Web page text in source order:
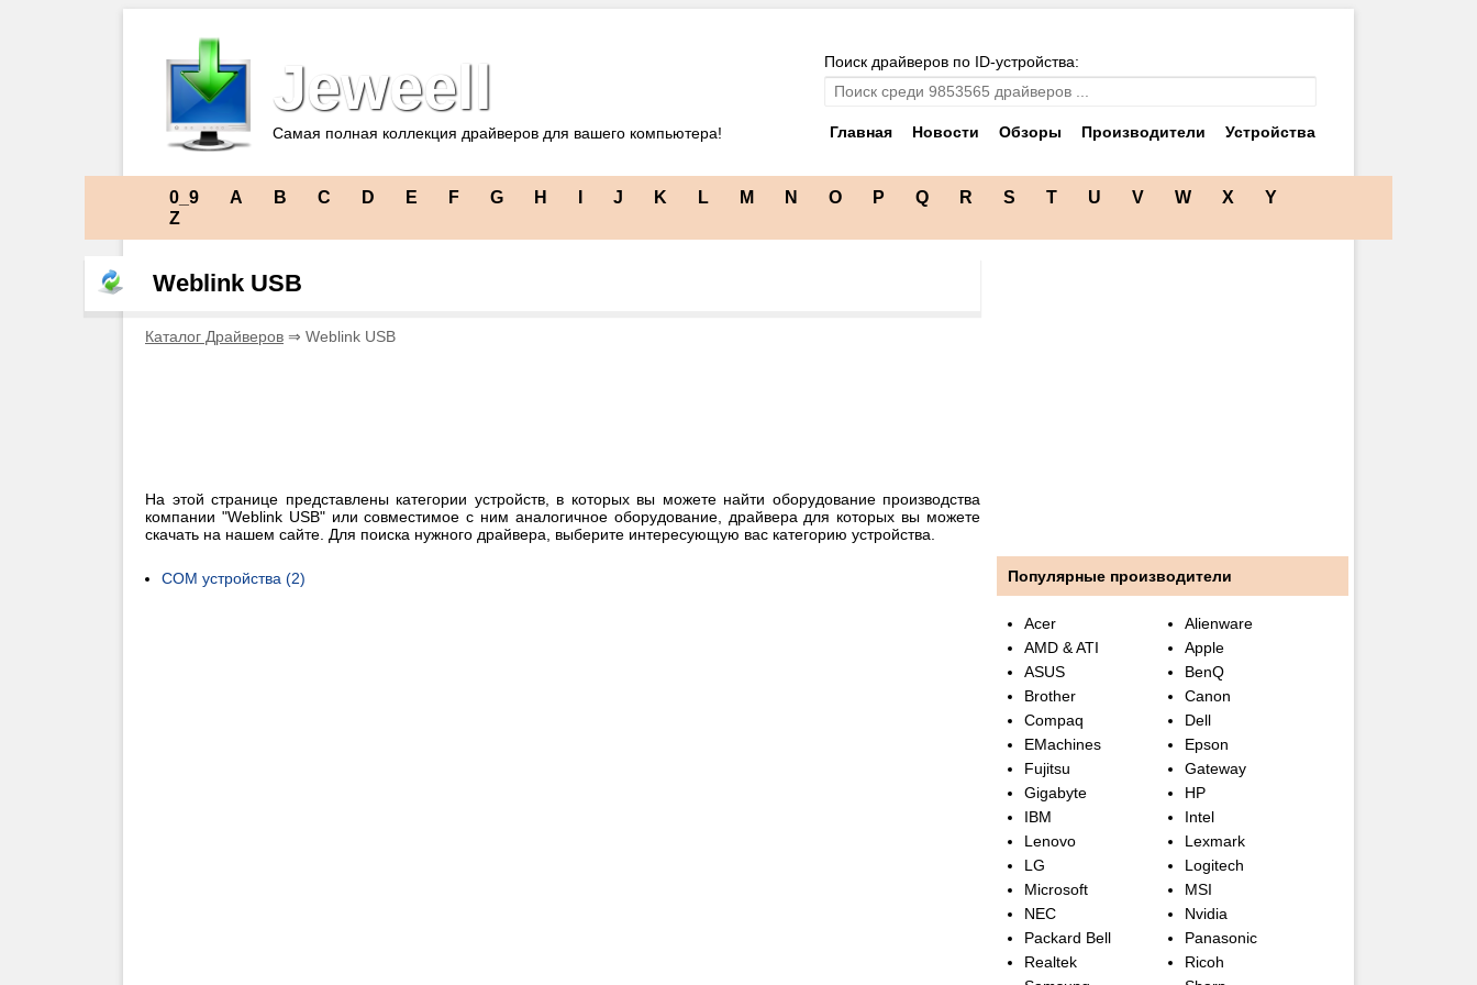
Jeweell
Самая полная коллекция драйверов для вашего компьютера!
Поиск драйверов по ID-устройства:
Главная Новости Обзоры Производители Устройства
0_9 A B C D E F G H J K L M N O P Q R S T U V W X
Y
Z
Weblink USB
Каталог Драйверов ⇒ Weblink USB
На этой странице представлены категории устройств, в которых вы можете найти оборудование производства
компании "Weblink USB" или совместимое с ним аналогичное оборудование, драйвера для которых вы можете
скачать на нашем сайте. Для поиска нужного драйвера, выберите интересующую вас категорию устройства.
COM устройства (2) Популярные производители
Acer
Alienware
AMD & ATI
Apple
ASUS
BenQ
Brother
Canon
Compaq
Dell
EMachines
Epson
Fujitsu
Gateway
Gigabyte
HP
IBM
Intel
Lenovo
Lexmark
LG
Logitech
Microsoft
MSI
NEC
Nvidia
Packard Bell
Panasonic
Realtek
Ricoh